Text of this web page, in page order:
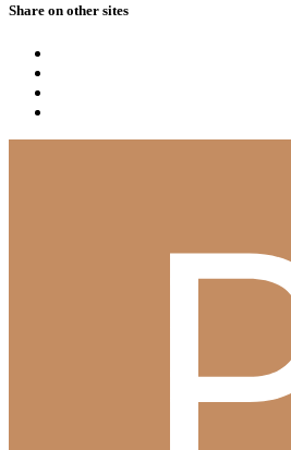
Share on other sites